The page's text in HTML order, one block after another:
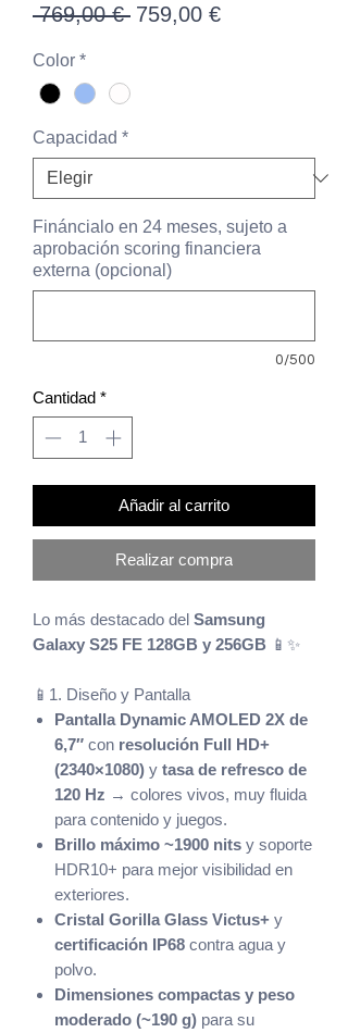
769,00 € Precio
759,00 €Precio
Color *
Capacidad *
Fináncialo en 24 meses, sujeto a
aprobación scoring financiera
externa (opcional)
0/500
Cantidad *
Añadir al carrito
Realizar compra
Lo más destacado del Samsung
Galaxy S25 FE 128GB y 256GB 📱✨
📱1. Diseño y Pantalla
Pantalla Dynamic AMOLED 2X de
6,7″ con resolución Full HD+
(2340×1080) y tasa de refresco de
120 Hz → colores vivos, muy fluida
para contenido y juegos.
Brillo máximo ~1900 nits y soporte
HDR10+ para mejor visibilidad en
exteriores.
Cristal Gorilla Glass Victus+ y
certificación IP68 contra agua y
polvo.
Dimensiones compactas y peso
moderado (~190 g) para su